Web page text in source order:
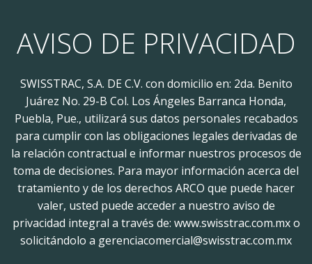
AVISO DE PRIVACIDAD
SWISSTRAC, S.A. DE C.V. con domicilio en: 2da. Benito
Juárez No. 29-B Col. Los Ángeles Barranca Honda,
Puebla, Pue., utilizará sus datos personales recabados
para cumplir con las obligaciones legales derivadas de
la relación contractual e informar nuestros procesos de
toma de decisiones. Para mayor información acerca del
tratamiento y de los derechos ARCO que puede hacer
valer, usted puede acceder a nuestro aviso de
privacidad integral a través de: www.swisstrac.com.mx o
solicitándolo a gerenciacomercial@swisstrac.com.mx